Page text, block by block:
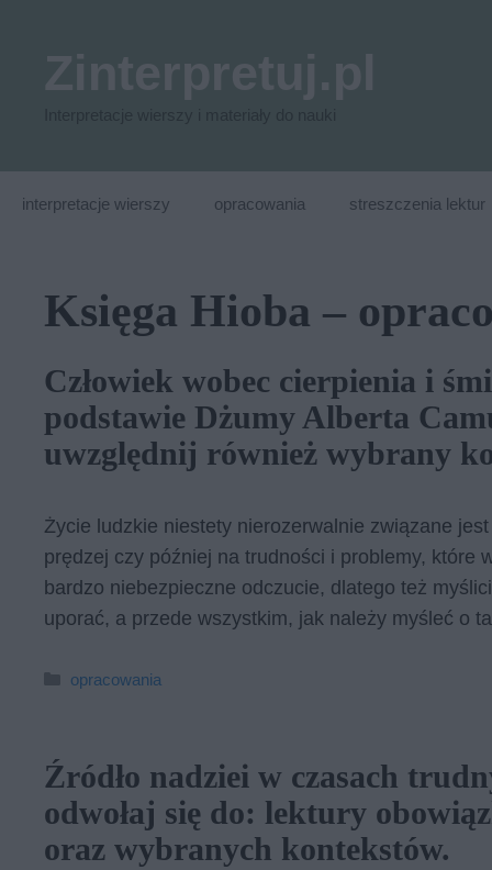
interpretacje wierszy opracowania streszczenia lektur
Księga Hioba –
Człowiek wobec cierpienia i
podstawie Dżumy Alberta
uwzględnij również wybrany
Życie ludzkie niestety nierozerwalnie związane
prędzej czy później na trudności i problemy, które
bardzo niebezpieczne odczucie, dlatego też
uporać, a przede wszystkim, jak należy myśleć o
Kategorie
opracowania
Źródło nadziei w czasach
odwołaj się do: lektury
oraz wybranych kontekstów.